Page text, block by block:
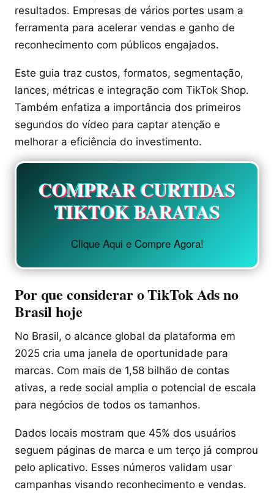
resultados. Empresas de vários portes usam a
ferramenta para acelerar vendas e ganho de
reconhecimento com públicos engajados.
Este guia traz custos, formatos, segmentação,
lances, métricas e integração com TikTok Shop.
Também enfatiza a importância dos primeiros
segundos do vídeo para captar atenção e
melhorar a eficiência do investimento.
COMPRAR CURTIDAS
TIKTOK BARATAS
Clique Aqui e Compre Agora!
Por que considerar o TikTok Ads no
Brasil hoje
No Brasil, o alcance global da plataforma em
2025 cria uma janela de oportunidade para
marcas. Com mais de 1,58 bilhão de contas
ativas, a rede social amplia o potencial de escala
para negócios de todos os tamanhos.
Dados locais mostram que 45% dos usuários
seguem páginas de marca e um terço já comprou
pelo aplicativo. Esses números validam usar
campanhas visando reconhecimento e vendas.